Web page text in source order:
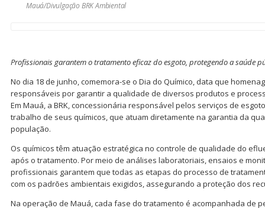
Mauá/Divulgação BRK Ambiental
Profissionais garantem o tratamento eficaz do esgoto, protegendo a saúde
No dia 18 de junho, comemora-se o Dia do Químico, data que
responsáveis por garantir a qualidade de diversos produtos e
Em Mauá, a BRK, concessionária responsável pelos serviços de
trabalho de seus químicos, que atuam diretamente na garantia da
população.
Os químicos têm atuação estratégica no controle de qualidade do
após o tratamento. Por meio de análises laboratoriais, ensaios e
profissionais garantem que todas as etapas do processo de
com os padrões ambientais exigidos, assegurando a proteção dos
Na operação de Mauá, cada fase do tratamento é acompanhada de